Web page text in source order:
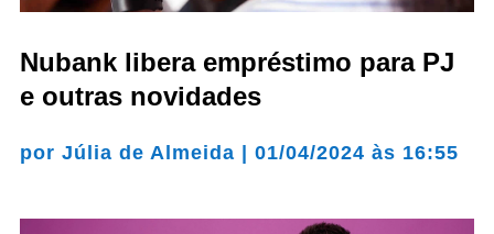
Nubank libera empréstimo para PJ
e outras novidades
por Júlia de Almeida | 01/04/2024 às 16:55